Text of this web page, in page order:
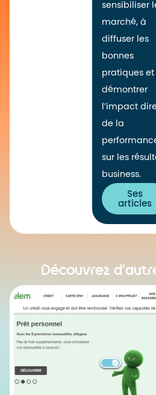
sensibiliser
marché, à
diffuser les
bonnes
pratiques et
démontrer
l’impact
de la
sur les
business.
Ses
articles
Découvrez